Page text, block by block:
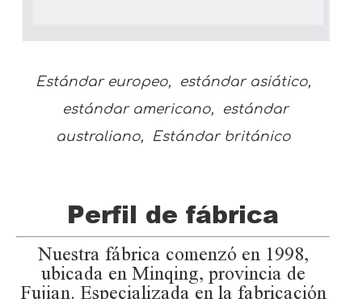
Estándar europeo, estándar asiático,
estándar americano, estándar
australiano, Estándar británico
Perfil de fábrica
Nuestra fábrica comenzó en 1998,
ubicada en Minqing, provincia de
Fujian. Especializada en la fabricación